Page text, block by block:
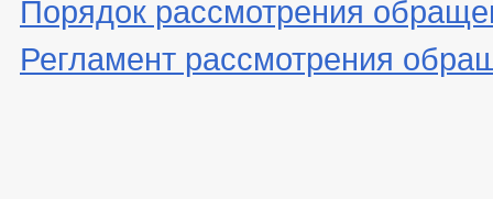
Регламент рассмотрения